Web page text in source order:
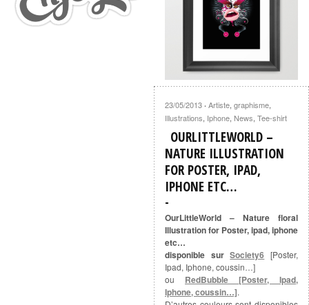
23/05/2013 · Artiste, graphisme,
Illustrations, Iphone, News, Tee-shirt
OURLITTLEWORLD –
NATURE ILLUSTRATION
FOR POSTER, IPAD,
IPHONE ETC…
OurLittleWorld – Nature floral
Illustration for Poster, ipad, iphone
etc…
disponible surSociety6 [Poster,
Ipad, Iphone, coussin…]
ou
RedBubble [Poster, Ipad,
Iphone, coussin…].